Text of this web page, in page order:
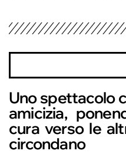
Uno spettacolo
amicizia,
cura verso le
circondano